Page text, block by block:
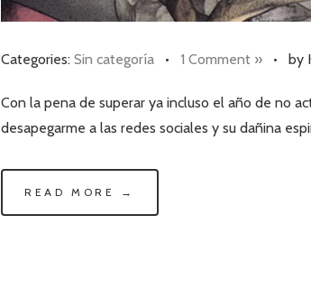
Categories: Sin categoría • 1 Comment » • by
Con la pena de superar ya incluso el año de no
desapegarme a las redes sociales y su dañina
READ MORE →